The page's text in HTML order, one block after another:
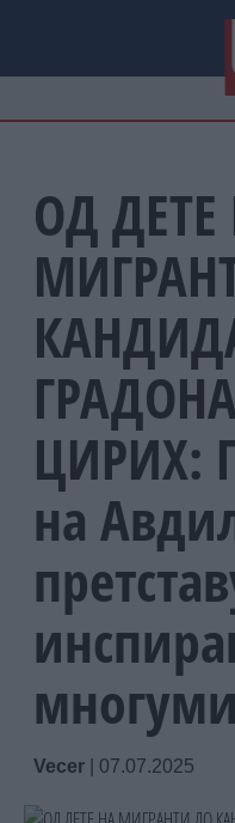
ОД
ЦИРИХ:
на
Vecer 07.07.2025